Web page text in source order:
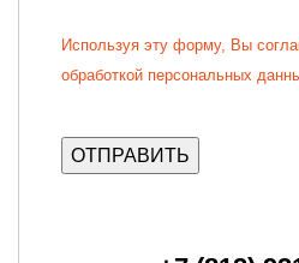
Используя эту форму, Вы
обработкой персональных